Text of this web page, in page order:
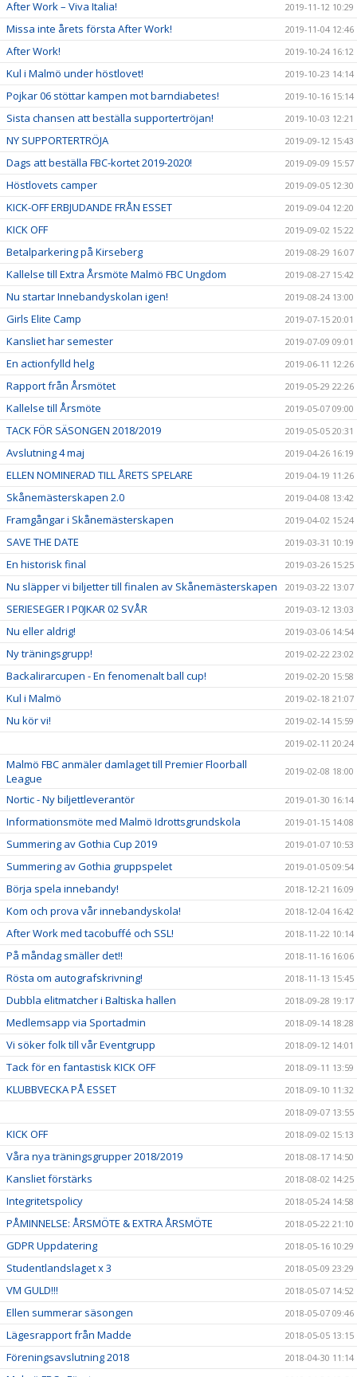
After Work – Viva Italia! 2019-11-12 10:29
Missa inte årets första After Work! 2019-11-04 12:46
After Work! 2019-10-24 16:12
Kul i Malmö under höstlovet! 2019-10-23 14:14
Pojkar 06 stöttar kampen mot barndiabetes! 2019-10-16 15:14
Sista chansen att beställa supportertröjan! 2019-10-03 12:21
NY SUPPORTERTRÖJA 2019-09-12 15:43
Dags att beställa FBC-kortet 2019-2020! 2019-09-09 15:57
Höstlovets camper 2019-09-05 12:30
KICK-OFF ERBJUDANDE FRÅN ESSET 2019-09-04 12:20
KICK OFF 2019-09-02 15:22
Betalparkering på Kirseberg 2019-08-29 16:07
Kallelse till Extra Årsmöte Malmö FBC Ungdom 2019-08-27 15:42
Nu startar Innebandyskolan igen! 2019-08-24 13:00
Girls Elite Camp 2019-07-15 20:01
Kansliet har semester 2019-07-09 09:01
En actionfylld helg 2019-06-11 12:26
Rapport från Årsmötet 2019-05-29 22:26
Kallelse till Årsmöte 2019-05-07 09:00
TACK FÖR SÄSONGEN 2018/2019 2019-05-05 20:31
Avslutning 4 maj 2019-04-26 16:19
ELLEN NOMINERAD TILL ÅRETS SPELARE 2019-04-19 11:26
Skånemästerskapen 2.0 2019-04-08 13:42
Framgångar i Skånemästerskapen 2019-04-02 15:24
SAVE THE DATE 2019-03-31 10:19
En historisk final 2019-03-26 15:25
Nu släpper vi biljetter till finalen av Skånemästerskapen 2019-03-22 13:07
SERIESEGER I P0JKAR 02 SVÅR 2019-03-12 13:03
Nu eller aldrig! 2019-03-06 14:54
Ny träningsgrupp! 2019-02-22 23:02
Backalirarcupen - En fenomenalt ball cup! 2019-02-20 15:58
Kul i Malmö 2019-02-18 21:07
Nu kör vi!
2019-02-14 15:59
2019-02-11 20:24
Malmö FBC anmäler damlaget till Premier Floorball
League
2019-02-08 18:00
Nortic - Ny biljettleverantör 2019-01-30 16:14
Informationsmöte med Malmö Idrottsgrundskola 2019-01-15 14:08
Summering av Gothia Cup 2019 2019-01-07 10:53
Summering av Gothia gruppspelet 2019-01-05 09:54
Börja spela innebandy! 2018-12-21 16:09
Kom och prova vår innebandyskola! 2018-12-04 16:42
After Work med tacobuffé och SSL! 2018-11-22 10:14
På måndag smäller det!! 2018-11-16 16:06
Rösta om autografskrivning! 2018-11-13 15:45
Dubbla elitmatcher i Baltiska hallen 2018-09-28 19:17
Medlemsapp via Sportadmin 2018-09-14 18:28
Vi söker folk till vår Eventgrupp 2018-09-12 14:01
Tack för en fantastisk KICK OFF 2018-09-11 13:59
KLUBBVECKA PÅ ESSET
2018-09-10 11:32
2018-09-07 13:55
KICK OFF 2018-09-02 15:13
Våra nya träningsgrupper 2018/2019 2018-08-17 14:50
Kansliet förstärks 2018-08-02 14:25
Integritetspolicy 2018-05-24 14:58
PÅMINNELSE: ÅRSMÖTE & EXTRA ÅRSMÖTE 2018-05-22 21:10
GDPR Uppdatering 2018-05-16 10:29
Studentlandslaget x 3 2018-05-09 23:29
VM GULD!!! 2018-05-07 14:52
Ellen summerar säsongen 2018-05-07 09:46
Lägesrapport från Madde 2018-05-05 13:15
Föreningsavslutning 2018 2018-04-30 11:14